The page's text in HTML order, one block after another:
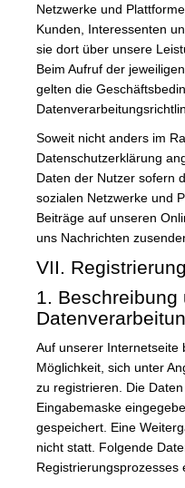
Netzwerke und
Kunden, Interessenten
sie dort über unsere
Beim Aufruf der
gelten die
Soweit nicht anders im
Datenschutzerklärung
Daten der Nutzer sofern
sozialen Netzwerke und
Beiträge auf unseren
uns Nachrichten
VII. Registrierung
1. Beschreibung
Auf unserer Internetseite
Möglichkeit, sich unter
zu registrieren. Die
Eingabemaske
gespeichert. Eine
nicht statt. Folgende
Registrierungsprozesses